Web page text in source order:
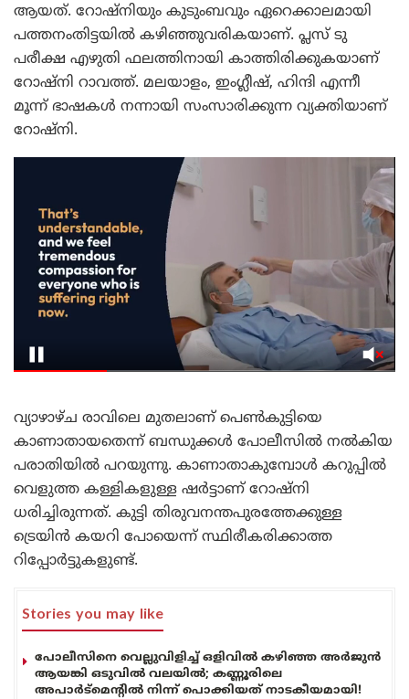
ആയത്. റോഷ്‌നിയും കുടുംബവും ഏറെക്കാലമായി
പത്തനംതിട്ടയിൽ കഴിഞ്ഞുവരികയാണ്. പ്ലസ് ടു
പരീക്ഷ എഴുതി ഫലത്തിനായി കാത്തിരിക്കുകയാണ്
റോഷ്നി റാവത്ത്. മലയാളം, ഇംഗ്ലീഷ്, ഹിന്ദി എന്നീ
മൂന്ന് ഭാഷകൾ നന്നായി സംസാരിക്കുന്ന വ്യക്തിയാണ്
റോഷ്നി.
വ്യാഴാഴ്ച രാവിലെ മുതലാണ് പെൺകുട്ടിയെ
കാണാതായതെന്ന് ബന്ധുക്കൾ പോലീസിൽ നൽകിയ
പരാതിയിൽ പറയുന്നു. കാണാതാകുമ്പോൾ കറുപ്പിൽ
വെളുത്ത കള്ളികളുള്ള ഷർട്ടാണ് റോഷ്നി
ധരിച്ചിരുന്നത്. കുട്ടി തിരുവനന്തപുരത്തേക്കുള്ള
ട്രെയിൻ കയറി പോയെന്ന് സ്ഥിരീകരിക്കാത്ത
റിപ്പോർട്ടുകളുണ്ട്.
Stories you may like
പോലീസിനെ വെല്ലുവിളിച്ച് ഒളിവിൽ കഴിഞ്ഞ അർജുൻ
ആയങ്കി ഒടുവിൽ വലയിൽ; കണ്ണൂരിലെ
അപാർട്മെന്റിൽ നിന്ന് പൊക്കിയത് നാടകീയമായി!